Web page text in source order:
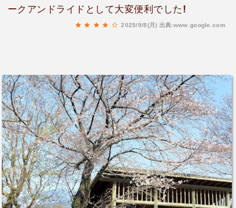
ークアンドライドとして大変便利でした!
2025/9/8(月) 出典:www.google.com